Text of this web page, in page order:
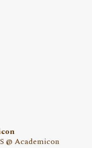
@ Academicon